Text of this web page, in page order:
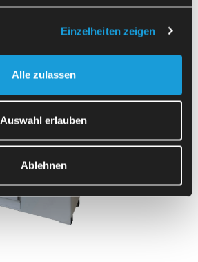
Einzelheiten zeigen
Alle zulassen
Auswahl erlauben
Ablehnen